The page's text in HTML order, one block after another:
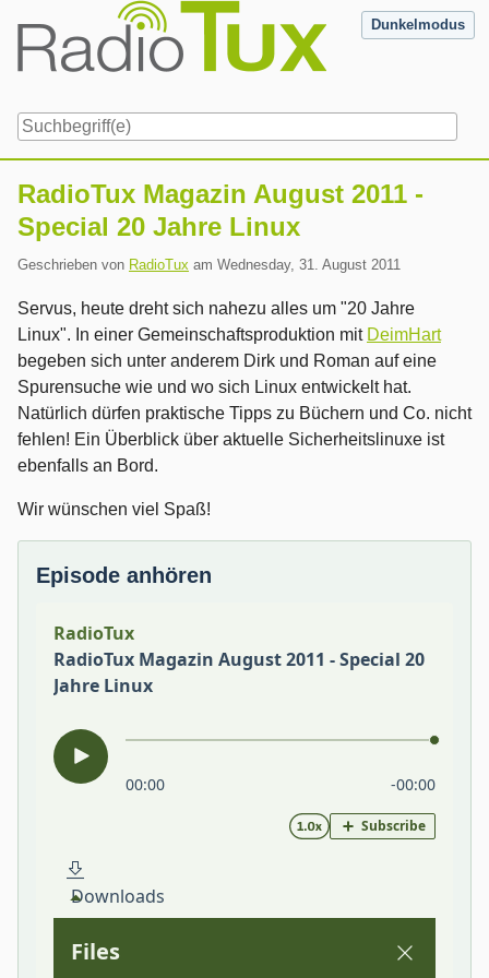
content
Dunkelmodus
RadioTux Magazin August 2011 -
Special 20 Jahre Linux
Geschrieben von RadioTux am Wednesday, 31. August 2011
Servus, heute dreht sich nahezu alles um "20 Jahre
Linux". In einer Gemeinschaftsproduktion mit DeimHart
begeben sich unter anderem Dirk und Roman auf eine
Spurensuche wie und wo sich Linux entwickelt hat.
Natürlich dürfen praktische Tipps zu Büchern und Co. nicht
fehlen! Ein Überblick über aktuelle Sicherheitslinuxe ist
ebenfalls an Bord.
Wir wünschen viel Spaß!
Episode anhören